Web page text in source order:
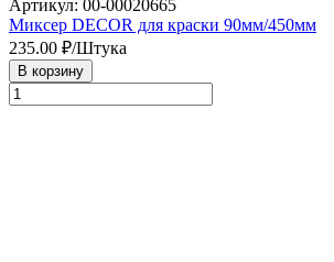
Артикул: 00-00020665
Миксер DECOR для краски 90мм/450мм
235.00 ₽/Штука
В корзину